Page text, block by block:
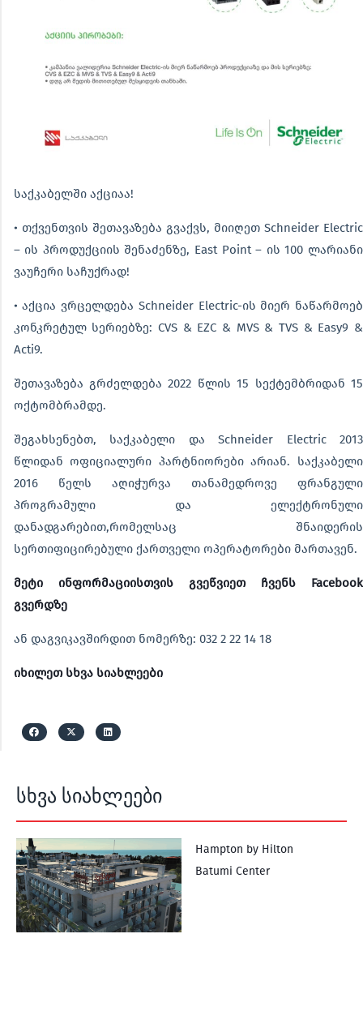
სხვა სიახლეები
Hampton by Hilton
Batumi Center
საქკაბელში აქციაა!
• თქვენთვის შეთავაზება გვაქვს, მიიღეთ Schneider Electric
– ის პროდუქციის შენაძენზე, East Point – ის 100 ლარიანი
ვაუჩერი საჩუქრად!
• აქცია ვრცელდება Schneider Electric-ის მიერ ნაწარმოებ
კონკრეტულ სერიებზე: CVS & EZC & MVS & TVS & Easy9 &
Acti9.
შეთავაზება გრძელდება 2022 წლის 15 სექტემბრიდან 15
ოქტომბრამდე.
შეგახსენებთ, საქკაბელი და Schneider Electric 2013
წლიდან ოფიციალური პარტნიორები არიან. საქკაბელი
2016 წელს აღიჭურვა თანამედროვე ფრანგული
პროგრამული და ელექტრონული
დანადგარებით,რომელსაც შნაიდერის
სერთიფიცირებული ქართველი ოპერატორები მართავენ.
მეტი ინფორმაციისთვის გვეწვიეთ ჩვენს Facebook
გვერდზე
ან დაგვიკავშირდით ნომერზე: 032 2 22 14 18
იხილეთ სხვა სიახლეები